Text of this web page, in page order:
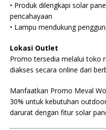
• Produk dilengkapi solar
pencahayaan
• Lampu mendukung
Lokasi Outlet
Promo tersedia melalui toko
diakses secara online dari
Manfaatkan Promo Meval
30% untuk kebutuhan
darurat dengan fitur solar